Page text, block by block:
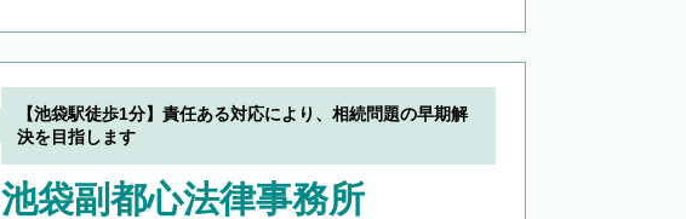
【池袋駅徒歩1分】責任ある対応により、相続問題の早期解
決を目指します
池袋副都心法律事務所